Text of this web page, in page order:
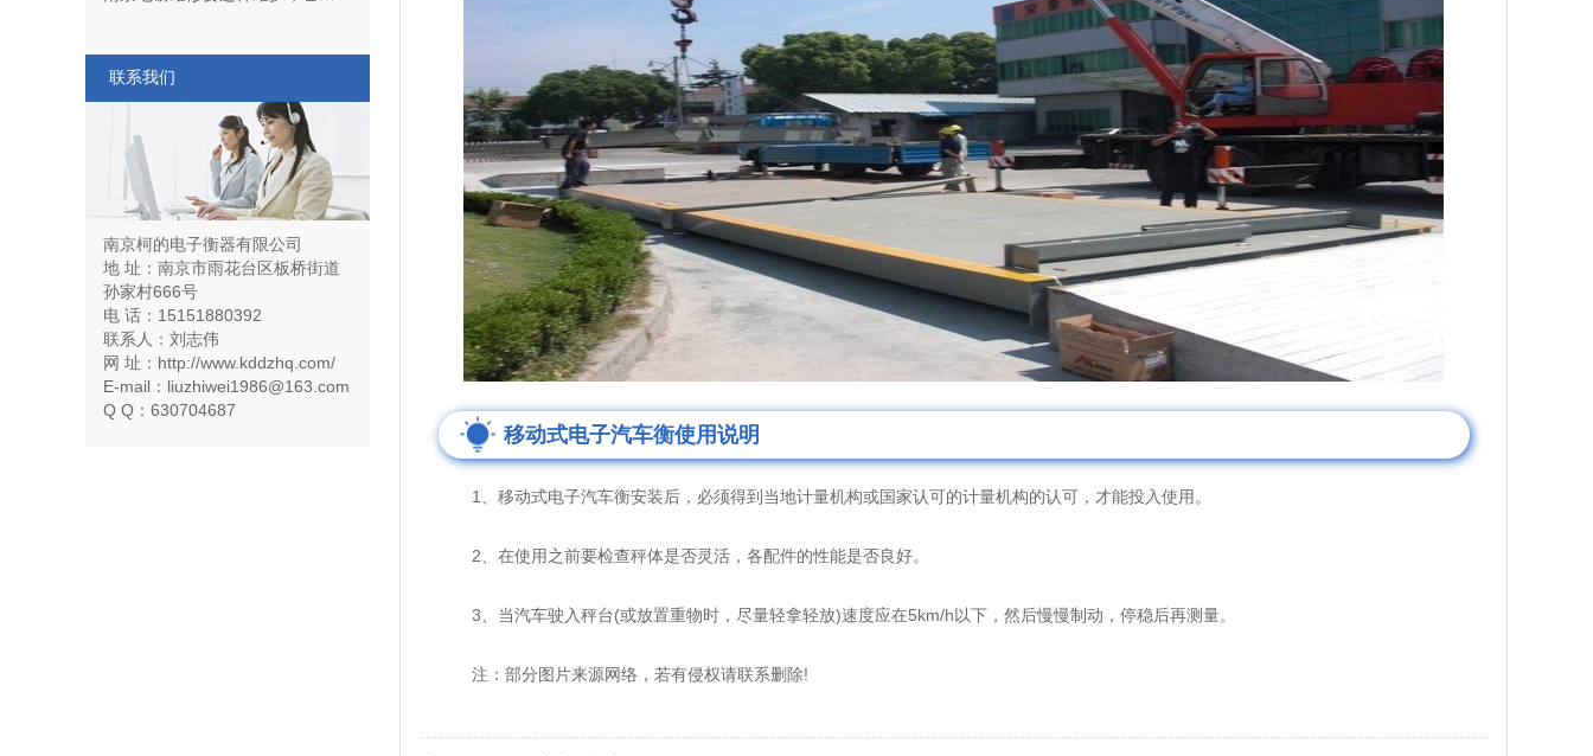
联系我们
南京柯的电子衡器有限公司
地 址：南京市雨花台区板桥街道
孙家村666号
电 话：15151880392
联系人：刘志伟
网 址：http://www.kddzhq.com/
E-mail：liuzhiwei1986@163.com
Q Q：630704687
移动式电子汽车衡使用说明
1、移动式电子汽车衡安装后，必须得到当地计量机构或国家认可的计量机构的认可，才能投入使用。
2、在使用之前要检查秤体是否灵活，各配件的性能是否良好。
3、当汽车驶入秤台(或放置重物时，尽量轻拿轻放)速度应在5km/h以下，然后慢慢制动，停稳后再测量。
注：部分图片来源网络，若有侵权请联系删除!